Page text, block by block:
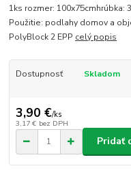
1ks rozmer: 100x75cmhrúbka:
Použitie: podlahy domov a
PolyBlock 2 EPP celý popis
Dostupnosť Skladom
3,90 €/ks
3,17 € bez DPH
Pridať